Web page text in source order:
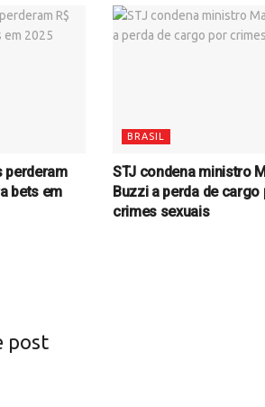
perderam
bets em
BRASIL
STJ condena ministro
Buzzi a perda de cargo
crimes sexuais
post